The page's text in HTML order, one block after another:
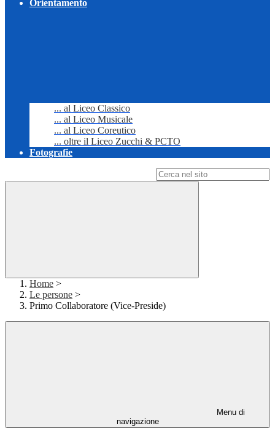
Orientamento
... al Liceo Classico
... al Liceo Musicale
... al Liceo Coreutico
... oltre il Liceo Zucchi & PCTO
Fotografie
Home >
Le persone >
Primo Collaboratore (Vice-Preside)
Menu di
navigazione